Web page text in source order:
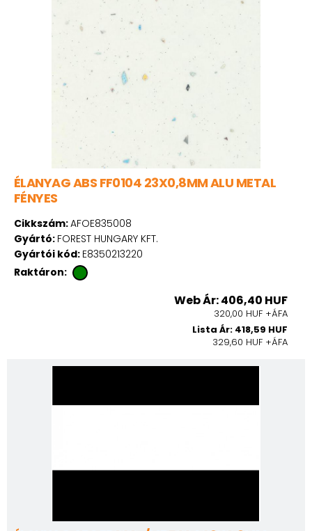
ÉLANYAG ABS FF0104 23X0,8MM ALU METAL
FÉNYES
Cikkszám:AFOE835008
Gyártó: FOREST HUNGARY KFT.
Gyártói kód: E8350213220
Raktáron:
Web Ár: 406,40 HUF
320,00 HUF +ÁFA
Lista Ár: 418,59 HUF
329,60 HUF +ÁFA